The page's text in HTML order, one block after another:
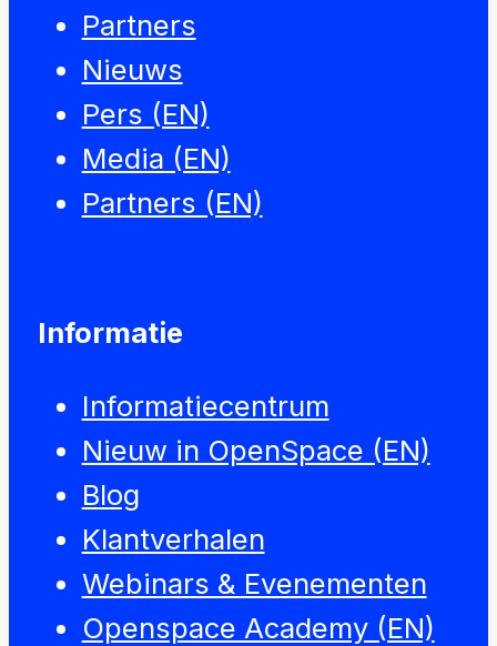
Partners
Nieuws
Pers (EN)
Media (EN)
Partners (EN)
Informatie
Informatiecentrum
Nieuw in OpenSpace (EN)
Blog
Klantverhalen
Webinars & Evenementen
Openspace Academy (EN)